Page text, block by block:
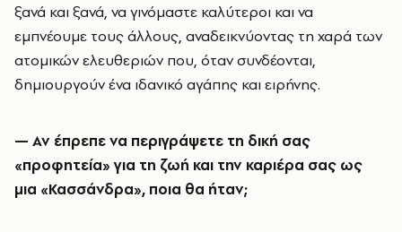
ξανά και ξανά, να γινόμαστε καλύτεροι και να
εμπνέουμε τους άλλους, αναδεικνύοντας τη χαρά των
ατομικών ελευθεριών που, όταν συνδέονται,
δημιουργούν ένα ιδανικό αγάπης και ειρήνης.
— Αν έπρεπε να περιγράψετε τη δική σας
«προφητεία» για τη ζωή και την καριέρα σας ως
μια «Κασσάνδρα», ποια θα ήταν;